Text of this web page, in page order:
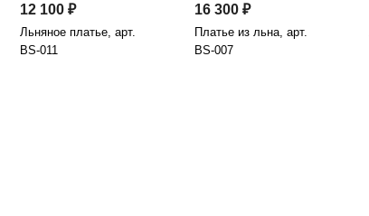
12 100 ₽
Льняное платье, арт.
BS-011
16 300 ₽
Платье из льна, арт.
BS-007